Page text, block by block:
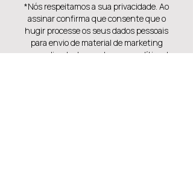
*Nós respeitamos a sua privacidade. Ao
assinar confirma que consente que o
hugir processe os seus dados pessoais
para envio de material de marketing
personalizado de acordo com a política de